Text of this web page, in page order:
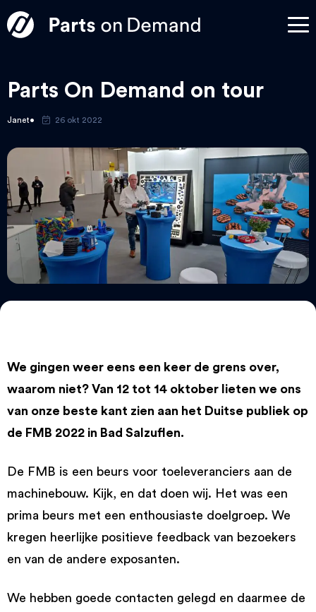
Parts On Demand on tour
Janet 26 okt 2022
We gingen weer eens een keer de grens over,
waarom niet? Van 12 tot 14 oktober lieten we ons
van onze beste kant zien aan het Duitse publiek op
de FMB 2022 in Bad Salzuflen.
De FMB is een beurs voor toeleveranciers aan de
machinebouw. Kijk, en dat doen wij. Het was een
prima beurs met een enthousiaste doelgroep. We
kregen heerlijke positieve feedback van bezoekers
en van de andere exposanten.
We hebben goede contacten gelegd en daarmee de